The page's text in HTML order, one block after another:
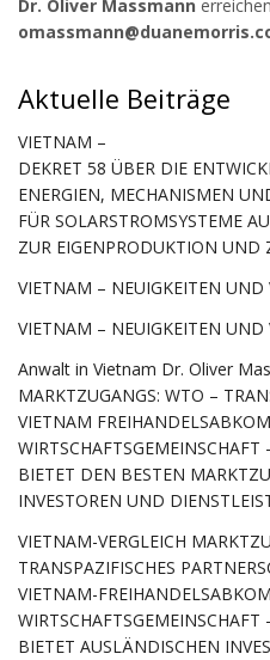
Dr. Oliver Massmann
Aktuelle Beiträge
VIETNAM –
DEKRET 58 ÜBER DIE
ENERGIEN, MECHANISMEN
FÜR SOLARSTROMSYSTEME
ZUR EIGENPRODUKTION UND
VIETNAM – NEUIGKEITEN UND
VIETNAM – NEUIGKEITEN UND
Anwalt in Vietnam Dr. Oliver
MARKTZUGANGS: WTO –
VIETNAM
BIETET DEN BESTEN
INVESTOREN UND
VIETNAM-VERGLEICH
TRANSPAZIFISCHES
VIETNAM-
BIETET AUSLÄNDISCHEN